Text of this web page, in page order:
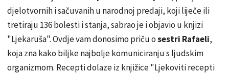
djelotvornih i sačuvanih u narodnoj predaji, koji liječe ili
tretiraju 136 bolesti i stanja, sabrao je i objavio u knjizi
"Ljekaruša". Ovdje vam donosimo priču osestri Rafaeli,
koja zna kako biljke najbolje komuniciranju s ljudskim
organizmom. Recepti dolaze iz knjižice "Ljekoviti recepti